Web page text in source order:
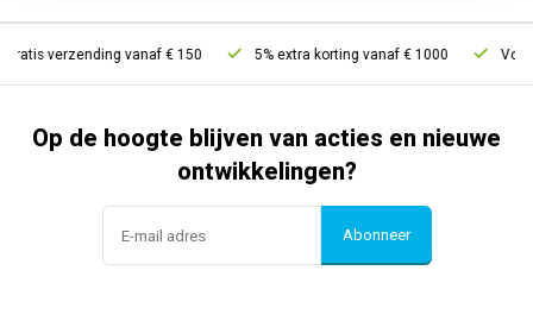
verzending vanaf € 150 5% extra korting vanaf € 1000 Voor
Op de hoogte blijven van acties en nieuwe
ontwikkelingen?
Abonneer